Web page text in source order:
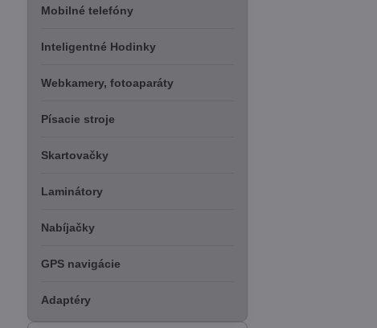
Mobilné telefóny
Inteligentné Hodinky
Webkamery, fotoaparáty
Písacie stroje
Skartovačky
Laminátory
Nabíjačky
GPS navigácie
Adaptéry